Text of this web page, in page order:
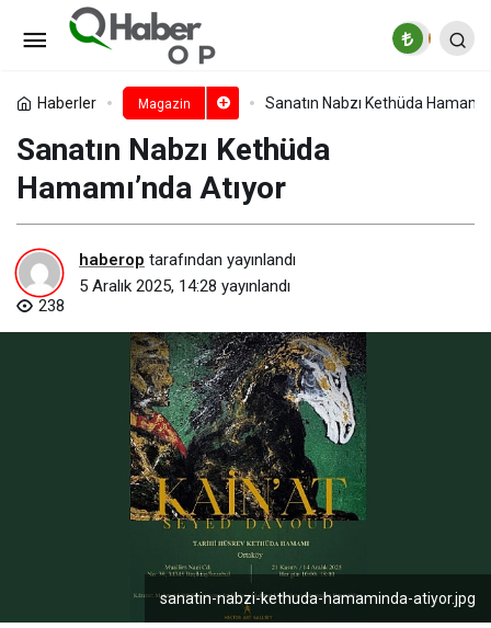
Haberler Magazin Sanatın Nabzı Kethüda
Sanatın Nabzı Kethüda
Hamamı’nda Atıyor
haberop tarafından yayınlandı
5 Aralık 2025, 14:28 yayınlandı
238
sanatin-nabzi-kethuda-hamaminda-atiyor.jpg
Doruk Aslan: İdolüm İbrahim
Tatlıses.Yorum Yap